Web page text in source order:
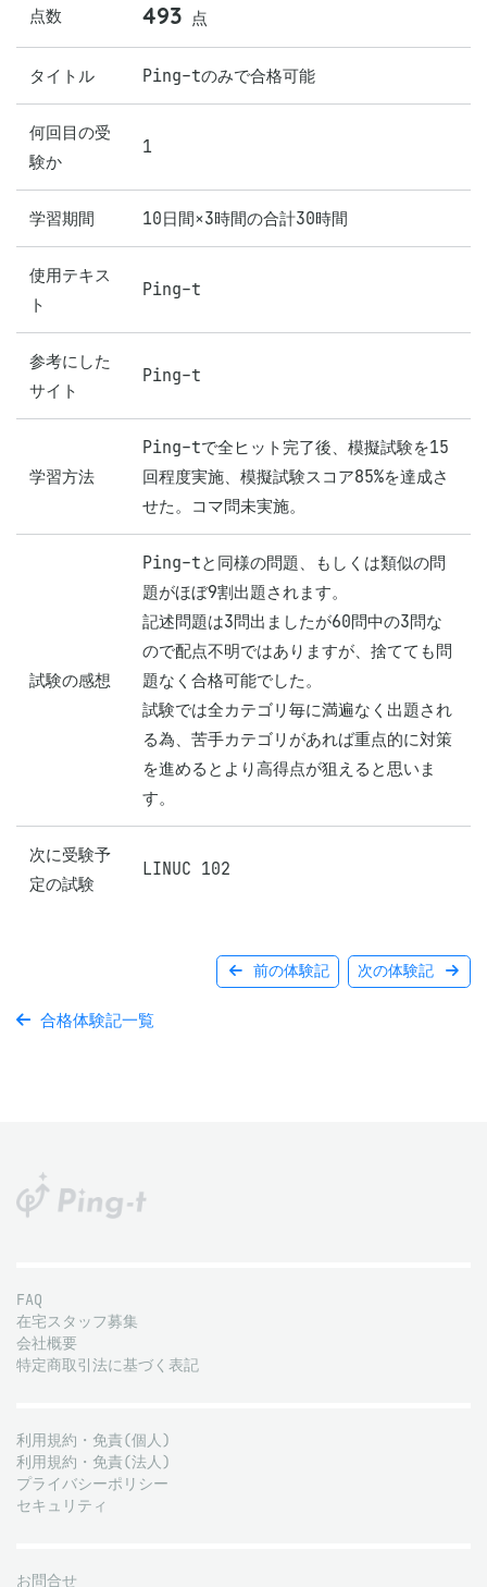
点数 493 点
タイトル Ping-tのみで合格可能
何回目の受
験か
1
学習期間 10日間×3時間の合計30時間
使用テキス
ト
Ping-t
参考にした
サイト
Ping-t
学習方法
Ping-tで全ヒット完了後、模擬試験を15
回程度実施、模擬試験スコア85%を達成さ
せた。コマ問未実施。
試験の感想
Ping-tと同様の問題、もしくは類似の問
題がほぼ9割出題されます。
記述問題は3問出ましたが60問中の3問な
ので配点不明ではありますが、捨てても問
題なく合格可能でした。
試験では全カテゴリ毎に満遍なく出題され
る為、苦手カテゴリがあれば重点的に対策
を進めるとより高得点が狙えると思いま
す。
次に受験予
定の試験
LINUC 102
前の体験記 次の体験記
合格体験記一覧
FAQ
在宅スタッフ募集
会社概要
特定商取引法に基づく表記
利用規約・免責(個人)
利用規約・免責(法人)
プライバシーポリシー
セキュリティ
お問合せ